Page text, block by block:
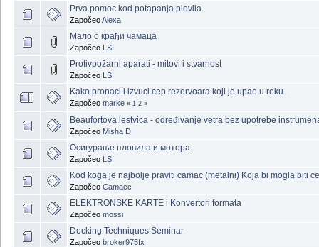
Prva pomoc kod potapanja plovila
ZapočeoAlexa
Мало о крађи чамаца
Započeo LSI
Protivpožarni aparati - mitovi i stvarnost
Započeo LSI
Kako pronaci i izvuci cep rezervoara koji je upao u reku.
Započeo marke « 1 2 »
Beaufortova lestvica - određivanje vetra bez upotrebe
Započeo Misha D
Осигурање пловила и мотора
Započeo LSI
Kod koga je najbolje praviti camac (metalni) Koja bi mogla biti
Započeo Camacc
ELEKTRONSKE KARTE i Konvertori formata
Započeo mossi
Docking Techniques Seminar
Započeo broker975fx